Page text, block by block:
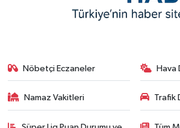
Nöbetçi Eczaneler Hava
Namaz Vakitleri Trafik